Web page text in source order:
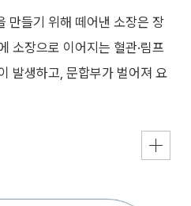
만들기 위해 떼어낸 소장은 장
소장으로 이어지는 혈관·림프
발생하고, 문합부가 벌어져 요